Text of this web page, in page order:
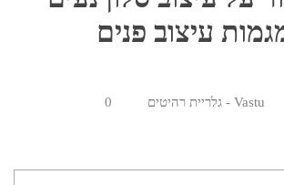
עיצוב פנים
Vastu - גלריית רהיטים